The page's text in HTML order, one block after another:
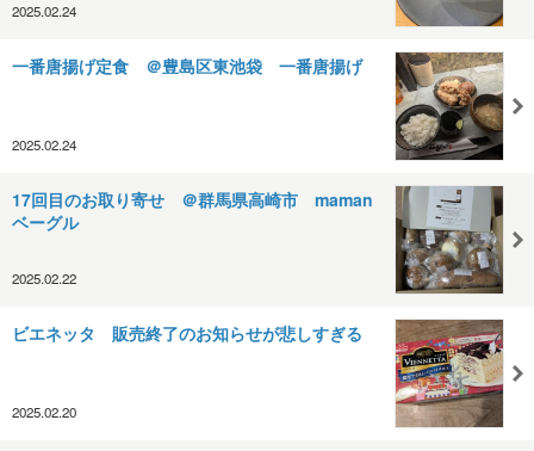
2025.02.24
一番唐揚げ定食 ＠豊島区東池袋 一番唐揚げ
2025.02.24
17回目のお取り寄せ ＠群馬県高崎市 maman
ベーグル
2025.02.22
ビエネッタ 販売終了のお知らせが悲しすぎる
2025.02.20